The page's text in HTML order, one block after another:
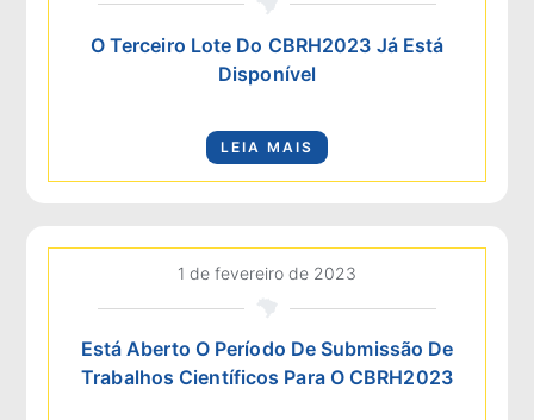
O Terceiro Lote Do CBRH2023 Já Está
Disponível
LEIA MAIS
1 de fevereiro de 2023
Está Aberto O Período De Submissão De
Trabalhos Científicos Para O CBRH2023